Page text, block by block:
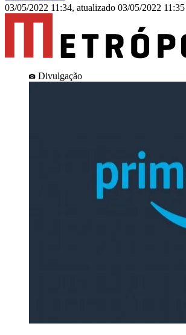
03/05/2022 11:34, atualizado 03/05/2022 11:35
Divulgação